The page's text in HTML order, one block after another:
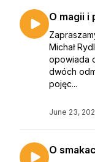
O magii i
Michał
opowiada
dwóch
pojęc...
June 23,
O